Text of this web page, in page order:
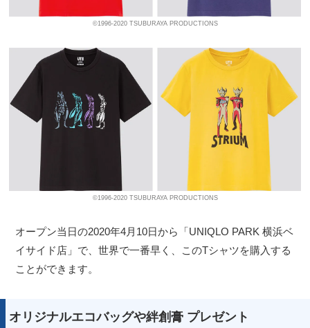
©1996-2020 TSUBURAYA PRODUCTIONS
©1996-2020 TSUBURAYA PRODUCTIONS
オープン当日の2020年4月10日から「UNIQLO PARK 横浜ベ
イサイド店」で、世界で一番早く、このTシャツを購入する
ことができます。
オリジナルエコバッグや絆創膏 プレゼント